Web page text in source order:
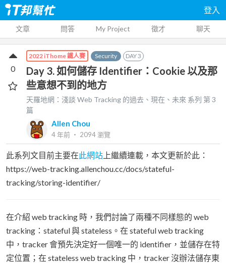
登入
文章 問答 My Project 徵才 聊天
2022 iThome 鐵人賽 Security DAY3
Day 3. 如何儲存 Identifier：Cookie 以及那
些意想不到的地方
天羅地網：淺談 Web Tracking 的過去、現在、未來 系列 第3
篇
Allen Chou
4 年前 ‧ 2094瀏覽
0
此系列文目前主要在此網站 上繼續連載，本文更新於此：
https://web-tracking.allenchou.cc/docs/stateful-
tracking/storing-identifier/
在介紹 web tracking 時，我們討論了兩種不同樣態的 web
tracking：stateful 與 stateless。在 stateful web tracking
中，tracker 會預先決定好一個唯一的 identifier，並儲存在特
定位置；在 stateless web tracking 中，tracker 沒辦法儲存東